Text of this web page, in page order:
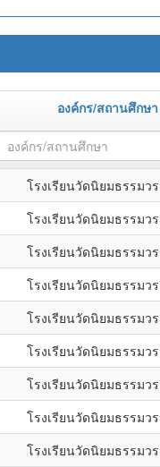
องค์กร/สถานศึกษา
องค์กร/สถานศึกษา
โรงเรียนวัดนิยมธรรมว
โรงเรียนวัดนิยมธรรมว
โรงเรียนวัดนิยมธรรมว
โรงเรียนวัดนิยมธรรมว
โรงเรียนวัดนิยมธรรมว
โรงเรียนวัดนิยมธรรมว
โรงเรียนวัดนิยมธรรมว
โรงเรียนวัดนิยมธรรมว
โรงเรียนวัดนิยมธรรมว